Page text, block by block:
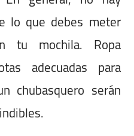
lo que debes meter
mochila. Ropa
adecuadas para
chubasquero serán